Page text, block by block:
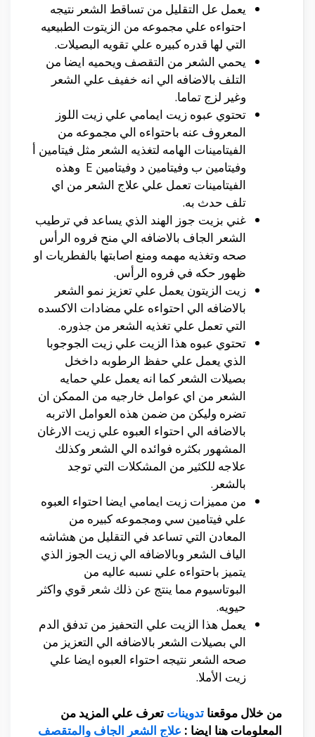
يعمل عل التقليل من تساقط الشعر نتيجه
احتواءه علي مجموعه من الزيتوت الطبيعيه
التي لها قدره كبيره علي تقويه البصيلات.
يحمي الشعر من التقصف ويحميه ايضا من
التلف بالاضافه الي انه خفيف علي الشعر
وغير لزج تماما.
تحتوي عبوه زيت ايمامي علي زيت اللوز
المعروف عنه باحتواءه الي مجموعه من
الفيتامينات الهامه لتغذيه الشعر مثل فيتامين أ
وفيتامين ب وفيتامين د وفيتامين E وهذه
الفيتامينات تعمل علي علاج الشعر من اي
تلف حدث به.
غني بزيت جوز الهند الذي يساعد في ترطيب
الشعر الجاف بالاضافه الي منح فروه الرأس
صحه وتغذيه مهمه ومنع اصابتها بالفطريات او
ظهور حكه في فروه الرأس.
زيت الزيتون يعمل علي تعزيز نمو الشعر
بالاضافه الي احتواءه علي مضادات الاكسده
التي تعمل علي تغذيه الشعر من جذوره.
تحتوي عبوه هذا الزيت علي زيت الجوجوبا
الذي يعمل علي حفظ الرطوبه داخخل
بصيلات الشعر كما انه يعمل علي حمايه
الشعر من اي عوامل خارجيه من الممكن ان
تضره وليكن من ضمن هذه العوامل الاتربه
بالاضافه الي احتواء العبوه علي زيت الارغان
المشهور بكثره فوائده الي الشعر وكذلك
علاجه للكثير من المشكلات التي توجد
بالشعر.
من مميزات زيت ايمامي ايضا احتواء العبوه
علي فيتامين سي ومجموعه كبيره من
المعادن التي تساعد في التقليل من هشاشه
الياف الشعر وبالاضافه الي زيت الجوز الذي
يتميز باحتواءه علي نسبه عاليه من
البوتاسيوم مما ينتج عن ذلك شعر قوي واكثر
حيويه.
يعمل هذا الزيت علي التحفيز من تدفق الدم
الي بصيلات الشعر بالاضافه الي التعزيز من
صحه الشعر نتيجه احتواء العبوه ايضا علي
زيت الأملا.
من خلال موقعنا تدوينات تعرف علي المزيد من
المعلومات هنا ايضا : علاج الشعر الجاف والمتقصف